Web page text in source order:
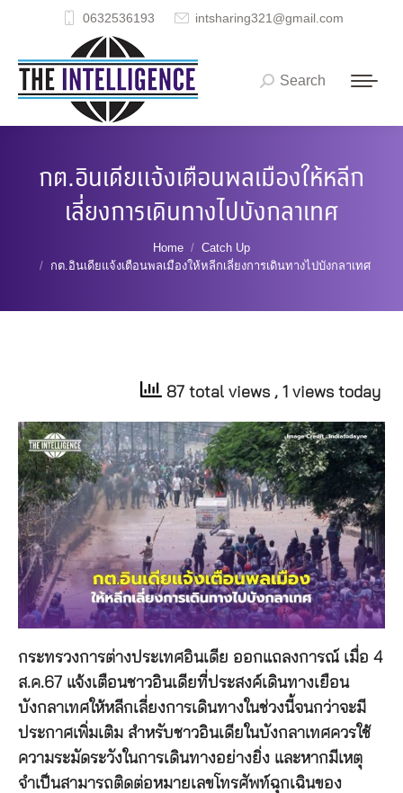
0632536193 intsharing321@gmail.com
Search:
Search
กต.อินเดียแจ้งเตือนพลเมืองให้หลีก
เลี่ยงการเดินทางไปบังกลาเทศ
Home
Catch Up
กต.อินเดียแจ้งเตือนพลเมืองให้หลีกเลี่ยงการเดินทางไปบังกลาเทศ
87 total views , 1 views today
กระทรวงการต่างประเทศอินเดีย ออกแถลงการณ์ เมื่อ 4
ส.ค.67 แจ้งเตือนชาวอินเดียที่ประสงค์เดินทางเยือน
บังกลาเทศให้หลีกเลี่ยงการเดินทางในช่วงนี้จนกว่าจะมี
ประกาศเพิ่มเติม สำหรับชาวอินเดียในบังกลาเทศควรใช้
ความระมัดระวังในการเดินทางอย่างยิ่ง และหากมีเหตุ
จำเป็นสามารถติดต่อหมายเลขโทรศัพท์ฉุกเฉินของ